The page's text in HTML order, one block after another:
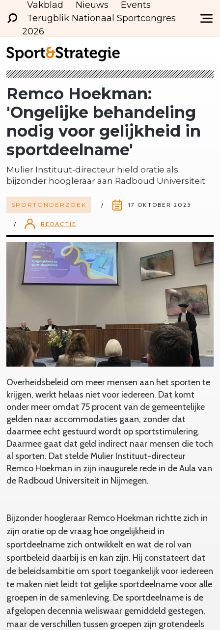
Vakblad Nieuws
Events
Terugblik Nationaal Sportcongres
2026
Remco Hoekman:
'Ongelijke behandeling
nodig voor gelijkheid in
sportdeelname'
Mulier Instituut-directeur hield oratie als
bijzonder hoogleraar aan Radboud Universiteit
SPORTONDERZOEK 17 OKTOBER 2025
REDACTIE
Overheidsbeleid om meer mensen aan het sporten te
krijgen, werkt helaas niet voor iedereen. Dat komt
onder meer omdat 75 procent van de gemeentelijke
gelden naar accommodaties gaan, zonder dat
daarmee echt gestuurd wordt op sportstimulering.
Daarmee gaat dat geld indirect naar mensen die toch
al sporten. Dat stelde Mulier Instituut-directeur
Remco Hoekman in zijn inaugurele rede in de Aula van
de Radboud Universiteit in Nijmegen.
Bijzonder hoogleraar Remco Hoekman richtte zich in
zijn oratie op de vraag hoe ongelijkheid in
sportdeelname zich ontwikkelt en wat de rol van
sportbeleid daarbij is en kan zijn. Hij constateert dat
de beleidsambitie om sport toegankelijk voor iedereen
te maken niet leidt tot gelijke sportdeelname voor alle
groepen in de samenleving. De sportdeelname is de
afgelopen decennia weliswaar gemiddeld gestegen,
maar de verschillen tussen groepen zijn grotendeels